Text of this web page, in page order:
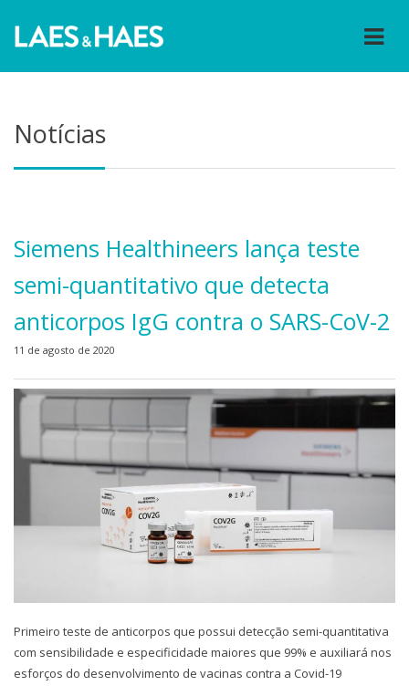
Notícias
Siemens Healthineers lança teste
semi-quantitativo que detecta
anticorpos IgG contra o SARS-CoV-2
11 de agosto de 2020
Primeiro teste de anticorpos que possui detecção semi-quantitativa
com sensibilidade e especificidade maiores que 99% e auxiliará nos
esforços do desenvolvimento de vacinas contra a Covid-19